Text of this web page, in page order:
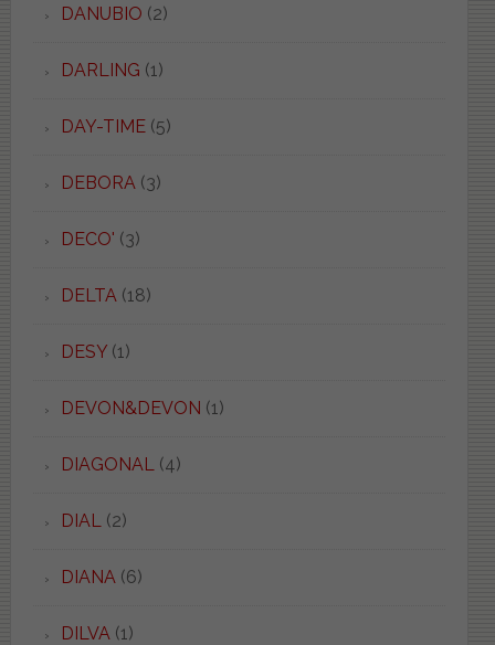
DANUBIO (2)
DARLING (1)
DAY-TIME(5)
DEBORA (3)
DECO' (3)
DELTA (18)
DESY(1)
DEVON&DEVON (1)
DIAGONAL (4)
DIAL (2)
DIANA (6)
DILVA (1)